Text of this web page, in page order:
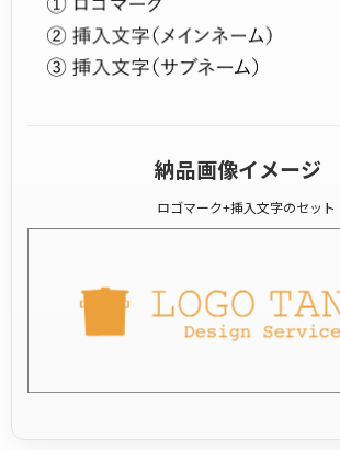
納品画像イメージ
ロゴマーク+挿入文字のセット